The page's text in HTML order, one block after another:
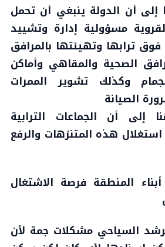
إلى أن الدولة ينبغي أن تحمل
مسؤولية إدارة وتشييد
فوق ترابها وتهيئتها بالمرافق
الصحية والمقاهي وأماكن
وكذلك تشوير الممرات
الصيانة
إلى أن الجماعات الترابية
هذه المتنزهات والرفع
المنطقة فرصة الاشتغال
السياحي مشكلات جمة لأن